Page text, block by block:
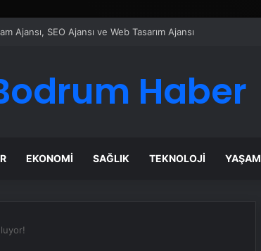
Yazılımı
Haber
EKONOMI SAĞLIK TEKNOLOJI YAŞAM